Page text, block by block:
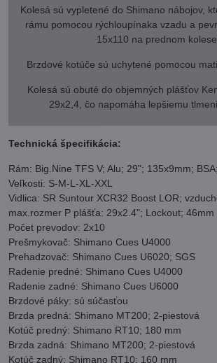
Kolesá sú vypletené do Shimano nábojov,
rámu pomocou rýchloupínaka vzadu a
15x110 na prednom kolese.
Brzdové kotúče sú uchytené pomocou
Kolesá sú obuté do objemných plášťov
29x2,4, čo napomáha lepšiemu
Technická špecifikácia:
Rám: Big.Nine TFS V; Alu; 29"; 135x9mm;
Veľkosti: S-M-L-XL-XXL
Vidlica: SR Suntour XCR32 Boost LOR;
max.rozmer P plášťa: 29x2.4"; Lockout; 46mm
Počet prevodov: 2x10
Prešmykovač: Shimano Cues U4000
Prehadzovač: Shimano Cues U6020; SGS
Radenie predné: Shimano Cues U4000
Radenie zadné: Shimano Cues U6000
Brzdové páky: sú súčasťou
Brzda predná: Shimano MT200; 2-piestová
Kotúč predný: Shimano RT10; 180 mm
Brzda zadná: Shimano MT200; 2-piestová
Kotúč zadný: Shimano RT10; 160 mm